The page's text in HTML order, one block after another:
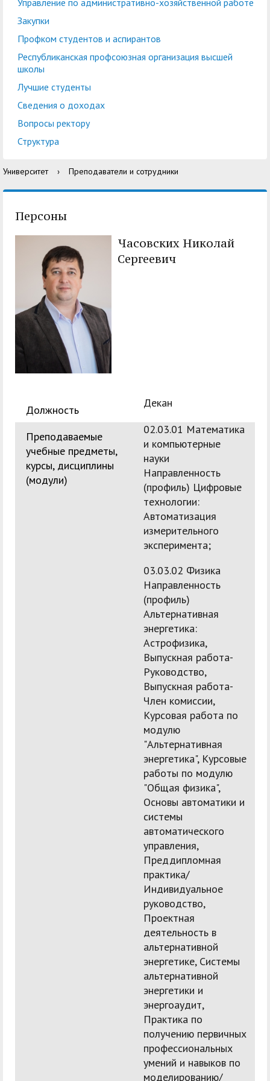
Международная
деятельность
Управление по
административно-
Закупки
Республиканская
организация высшей
школы
Вопросы ректору
Центр тестирования
иностранных граждан
по русскому языку
Центр развития
компетенций
Центр русского языка
представителей)
несовершеннолетних
Образовательный
модуль «Обучение
служением»
Информация о
предоставлении
Управление по административно-хозяйственной работе
Закупки
Профком студентов и аспирантов
Республиканская профсоюзная организация высшей
школы
Лучшие студенты
Сведения о доходах
Вопросы ректору
Структура
Университет › Преподаватели и сотрудники
Персоны
Часовских Николай
Сергеевич
Должность
Декан
Преподаваемые
учебные предметы,
курсы, дисциплины
(модули)
02.03.01 Математика
и компьютерные
науки
Направленность
(профиль) Цифровые
технологии:
Автоматизация
измерительного
эксперимента;
03.03.02 Физика
Направленность
(профиль)
Альтернативная
энергетика:
Астрофизика,
Выпускная работа-
Руководство,
Выпускная работа-
Член комиссии,
Курсовая работа по
модулю
"Альтернативная
энергетика", Курсовые
работы по модулю
"Общая физика",
Основы автоматики и
системы
автоматического
управления,
Преддипломная
практика/
Индивидуальное
руководство,
Проектная
деятельность в
альтернативной
энергетике, Системы
альтернативной
энергетики и
энергоаудит,
Практика по
получению первичных
профессиональных
умений и навыков по
моделированию/